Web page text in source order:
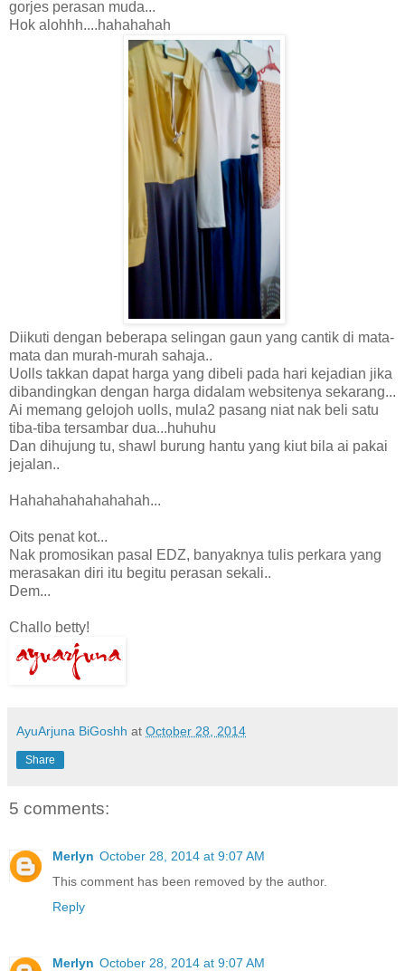
gorjes perasan muda...
Hok alohhh....hahahahah
Diikuti dengan beberapa selingan gaun yang cantik di mata-
mata dan murah-murah sahaja..
Uolls takkan dapat harga yang dibeli pada hari kejadian jika
dibandingkan dengan harga didalam websitenya sekarang...
Ai memang gelojoh uolls, mula2 pasang niat nak beli satu
tiba-tiba tersambar dua...huhuhu
Dan dihujung tu, shawl burung hantu yang kiut bila ai pakai
jejalan..
Hahahahahahahahah...
Oits penat kot...
Nak promosikan pasal EDZ, banyaknya tulis perkara yang
merasakan diri itu begitu perasan sekali..
Dem...
Challo betty!
AyuArjuna BiGoshh at October 28, 2014
Share
5 comments:
Merlyn October 28, 2014 at 9:07 AM
This comment has been removed by the author.
Reply
Merlyn October 28, 2014 at 9:07 AM